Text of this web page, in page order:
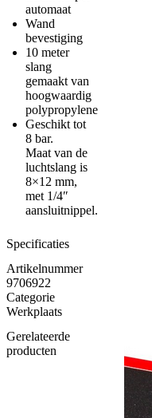
automaat
Wand
bevestiging
10 meter
slang
gemaakt van
hoogwaardig
polypropylene
Geschikt tot
8 bar.
Maat van de
luchtslang is
8×12 mm,
met 1/4″
aansluitnippel.
Specificaties
Artikelnummer
9706922
Categorie
Werkplaats
Gerelateerde
producten